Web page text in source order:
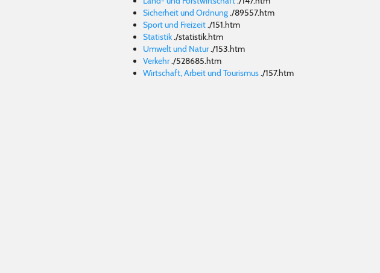
Sicherheit und Ordnung./89557.htm
Sport und Freizeit./151.htm
Statistik./statistik.htm
Umwelt und Natur./153.htm
Verkehr./528685.htm
Wirtschaft, Arbeit und Tourismus./157.htm